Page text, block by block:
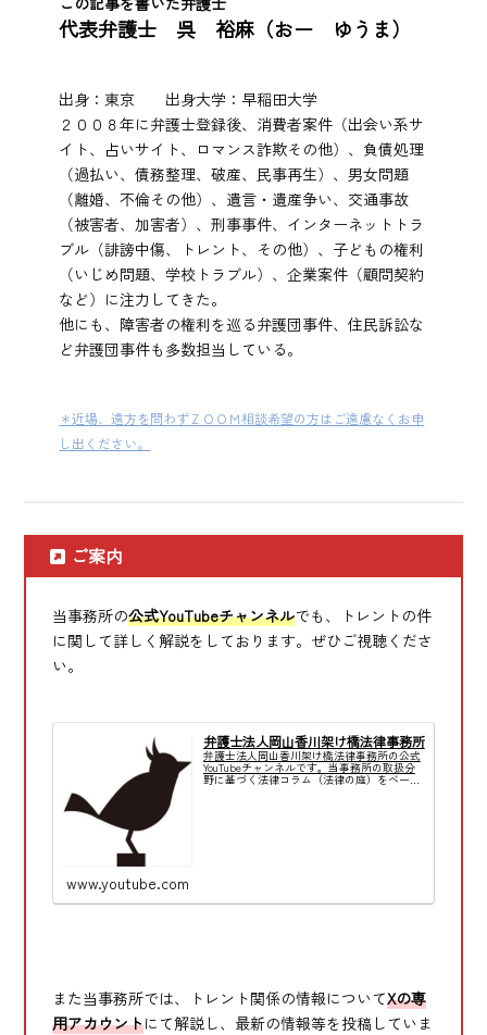
代表弁護士 呉 裕麻（おー ゆうま）
出身：東京 出身大学：早稲田大学
２００８年に弁護士登録後、消費者案件（出会い系サ
イト、占いサイト、ロマンス詐欺その他）、負債処理
（過払い、債務整理、破産、民事再生）、男女問題
（離婚、不倫その他）、遺言・遺産争い、交通事故
（被害者、加害者）、刑事事件、インターネットトラ
ブル（誹謗中傷、トレント、その他）、子どもの権利
（いじめ問題、学校トラブル）、企業案件（顧問契約
など）に注力してきた。
他にも、障害者の権利を巡る弁護団事件、住民訴訟な
ど弁護団事件も多数担当している。
＊近場、遠方を問わずＺＯＯＭ相談希望の方はご遠慮なくお申
し出ください。
ご案内
当事務所の公式YouTubeチャンネルでも、トレントの件
に関して詳しく解説をしております。ぜひご視聴くださ
い。
弁護士法人岡山香川架け橋法律事務所
弁護士法人岡山香川架け橋法律事務所の公式
YouTubeチャンネルです。当事務所の取扱分
野に基づく法律コラム（法律の庭）をベース
www.youtube.com
また当事務所では、トレント関係の情報についてXの専
用アカウントにて解説し、最新の情報等を投稿していま